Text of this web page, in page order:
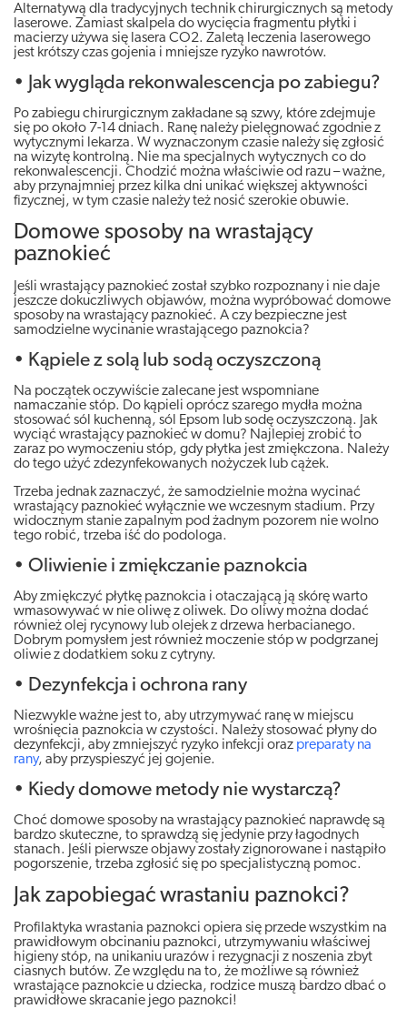
Alternatywą dla tradycyjnych technik chirurgicznych są metody
laserowe. Zamiast skalpela do wycięcia fragmentu płytki i
macierzy używa się lasera CO2. Zaletą leczenia laserowego
jest krótszy czas gojenia i mniejsze ryzyko nawrotów.
• Jak wygląda rekonwalescencja po zabiegu?
Po zabiegu chirurgicznym zakładane są szwy, które zdejmuje
się po około 7-14 dniach. Ranę należy pielęgnować zgodnie z
wytycznymi lekarza. W wyznaczonym czasie należy się zgłosić
na wizytę kontrolną. Nie ma specjalnych wytycznych co do
rekonwalescencji. Chodzić można właściwie od razu – ważne,
aby przynajmniej przez kilka dni unikać większej aktywności
fizycznej, w tym czasie należy też nosić szerokie obuwie.
Domowe sposoby na wrastający
paznokieć
Jeśli wrastający paznokieć został szybko rozpoznany i nie daje
jeszcze dokuczliwych objawów, można wypróbować domowe
sposoby na wrastający paznokieć. A czy bezpieczne jest
samodzielne wycinanie wrastającego paznokcia?
• Kąpiele z solą lub sodą oczyszczoną
Na początek oczywiście zalecane jest wspomniane
namaczanie stóp. Do kąpieli oprócz szarego mydła można
stosować sól kuchenną, sól Epsom lub sodę oczyszczoną. Jak
wyciąć wrastający paznokieć w domu? Najlepiej zrobić to
zaraz po wymoczeniu stóp, gdy płytka jest zmiękczona. Należy
do tego użyć zdezynfekowanych nożyczek lub cążek.
Trzeba jednak zaznaczyć, że samodzielnie można wycinać
wrastający paznokieć wyłącznie we wczesnym stadium. Przy
widocznym stanie zapalnym pod żadnym pozorem nie wolno
tego robić, trzeba iść do podologa.
• Oliwienie i zmiękczanie paznokcia
Aby zmiękczyć płytkę paznokcia i otaczającą ją skórę warto
wmasowywać w nie oliwę z oliwek. Do oliwy można dodać
również olej rycynowy lub olejek z drzewa herbacianego.
Dobrym pomysłem jest również moczenie stóp w podgrzanej
oliwie z dodatkiem soku z cytryny.
• Dezynfekcja i ochrona rany
Niezwykle ważne jest to, aby utrzymywać ranę w miejscu
wrośnięcia paznokcia w czystości. Należy stosować płyny do
dezynfekcji, aby zmniejszyć ryzyko infekcji oraz preparaty na
rany, aby przyspieszyć jej gojenie.
• Kiedy domowe metody nie wystarczą?
Choć domowe sposoby na wrastający paznokieć naprawdę są
bardzo skuteczne, to sprawdzą się jedynie przy łagodnych
stanach. Jeśli pierwsze objawy zostały zignorowane i nastąpiło
pogorszenie, trzeba zgłosić się po specjalistyczną pomoc.
Jak zapobiegać wrastaniu paznokci?
Profilaktyka wrastania paznokci opiera się przede wszystkim na
prawidłowym obcinaniu paznokci, utrzymywaniu właściwej
higieny stóp, na unikaniu urazów i rezygnacji z noszenia zbyt
ciasnych butów. Ze względu na to, że możliwe są również
wrastające paznokcie u dziecka, rodzice muszą bardzo dbać o
prawidłowe skracanie jego paznokci!